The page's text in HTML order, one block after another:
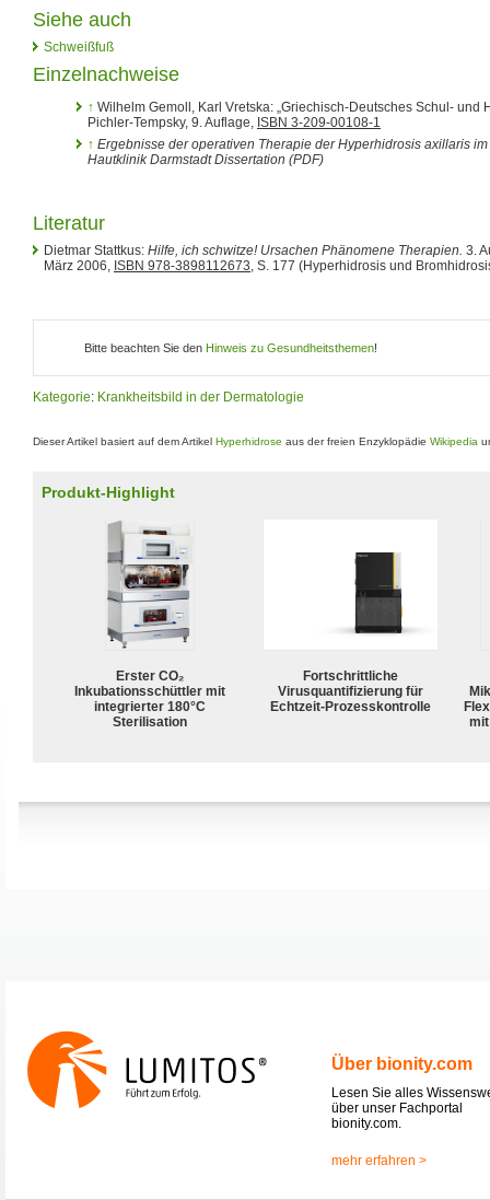
Siehe auch
Schweißfuß
Einzelnachweise
↑ Wilhelm Gemoll, Karl Vretska: „Griechisch-Deutsches Schul- und
Pichler-Tempsky, 9. Auflage, ISBN 3-209-00108-1
↑ Ergebnisse der operativen Therapie der Hyperhidrosis axillaris
Hautklinik Darmstadt Dissertation (PDF)
Literatur
Dietmar Stattkus: Hilfe, ich schwitze! Ursachen Phänomene Therapien. 3.
März 2006, ISBN 978-3898112673, S. 177 (Hyperhidrosis und
Bitte beachten Sie den Hinweis zu Gesundheitsthemen!
Kategorie: Krankheitsbild in der Dermatologie
Dieser Artikel basiert auf dem Artikel Hyperhidrose aus der freien Enzyklopädie Wikipedia
Produkt-Highlight
Erster CO₂
Inkubationsschüttler mit
integrierter 180°C
Sterilisation
Fortschrittliche
Virusquantifizierung für
Echtzeit-Prozesskontrolle
Über bionity.com
Lesen Sie alles
über unser Fachportal
bionity.com.
mehr erfahren >